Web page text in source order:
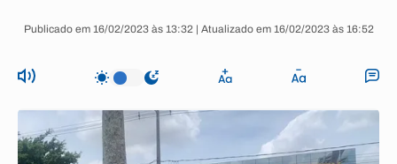
Publicado em 16/02/2023 às 13:32 | Atualizado em 16/02/2023 às 16:52